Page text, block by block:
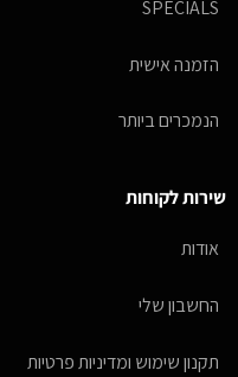
SPECIALS
הזמנה אישית
הנמכרים ביותר
שירות לקוחות
אודות
החשבון שלי
תקנון שימוש ומדיניות פרטיות